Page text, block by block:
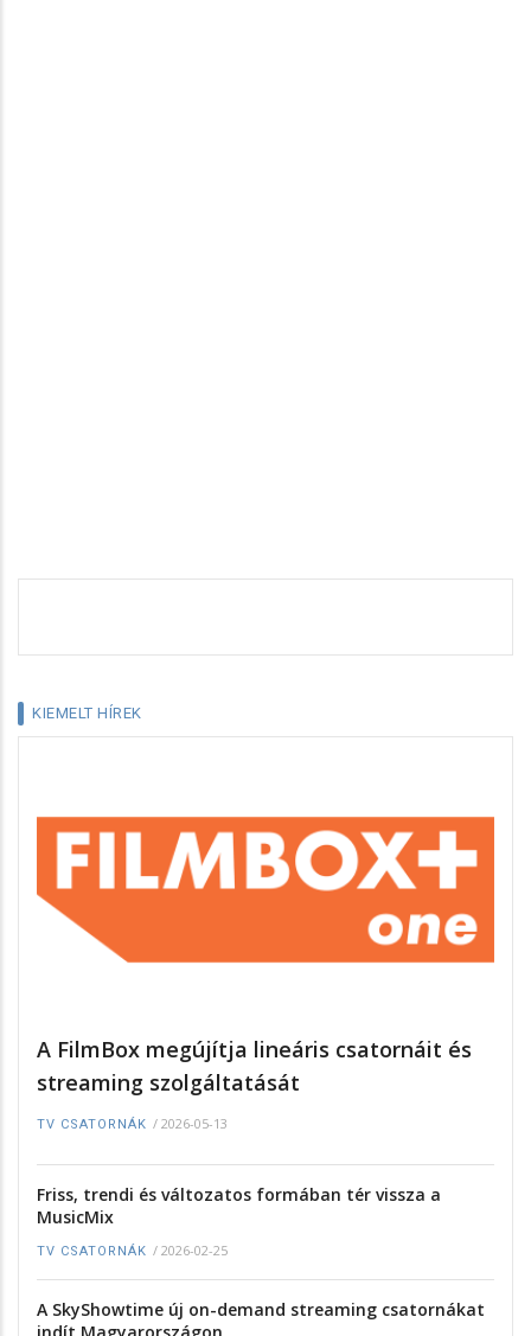
KIEMELT HÍREK
A FilmBox megújítja lineáris csatornáit és
streaming szolgáltatását
TV CSATORNÁK / 2026-05-13
Friss, trendi és változatos formában tér vissza a
MusicMix
TV CSATORNÁK / 2026-02-25
A SkyShowtime új on-demand streaming csatornákat